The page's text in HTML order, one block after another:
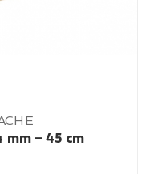
– 45 cm